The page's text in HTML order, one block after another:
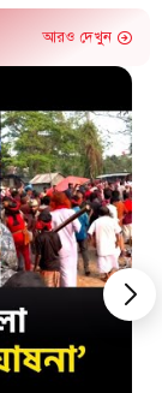
আরও দেখুন